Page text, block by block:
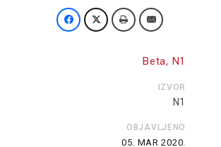
Beta, N1
IZVOR
N1
OBJAVLJENO
05. MAR 2020.